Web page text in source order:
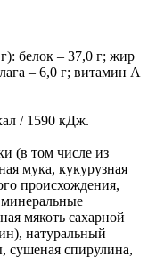
белок – 37,0 г; жир
– 6,0 г; витамин А
/ 1590 кДж.
(в том числе из
мука, кукурузная
происхождения,
мякоть сахарной
натуральный
сушеная спирулина,